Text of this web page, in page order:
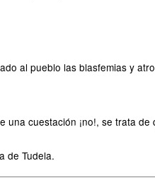
al pueblo las blasfemias y
cuestación ¡no!, se trata de
de Tudela.